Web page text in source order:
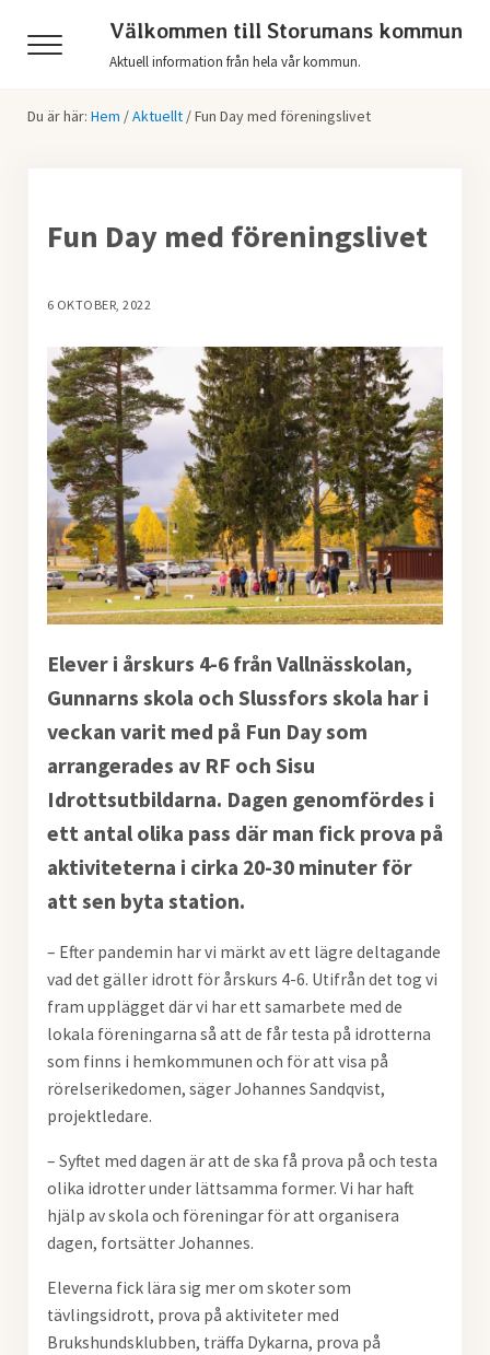
Menu
Välkommen till Storumans kommun
Aktuell information från hela vår kommun.
Du är här: Hem /Aktuellt /Fun Day med föreningslivet
Fun Day med föreningslivet
6 OKTOBER, 2022
Elever i årskurs 4-6 från Vallnässkolan,
Gunnarns skola och Slussfors skola har i
veckan varit med på Fun Day som
arrangerades av RF och Sisu
Idrottsutbildarna. Dagen genomfördes i
ett antal olika pass där man fick prova på
aktiviteterna i cirka 20-30 minuter för
att sen byta station.
– Efter pandemin har vi märkt av ett lägre deltagande
vad det gäller idrott för årskurs 4-6. Utifrån det tog vi
fram upplägget där vi har ett samarbete med de
lokala föreningarna så att de får testa på idrotterna
som finns i hemkommunen och för att visa på
rörelserikedomen, säger Johannes Sandqvist,
projektledare.
– Syftet med dagen är att de ska få prova på och testa
olika idrotter under lättsamma former. Vi har haft
hjälp av skola och föreningar för att organisera
dagen, fortsätter Johannes.
Eleverna fick lära sig mer om skoter som
tävlingsidrott, prova på aktiviteter med
Brukshundsklubben, träffa Dykarna, prova på